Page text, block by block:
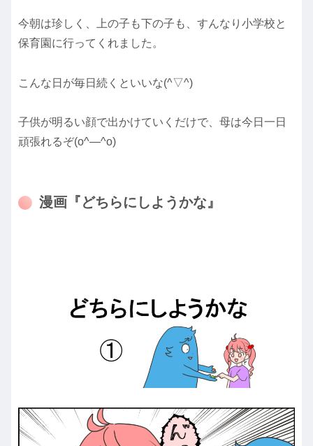
今朝は珍しく、上の子も下の子も、すんなり小学校と
保育園に行ってくれました。
こんな日が毎日続くといいな(^▽^)
子供が明るい顔で出かけていくだけで、母は今日一日
頑張れるぞ(o^―^o)
漫画『どちらにしようかな』